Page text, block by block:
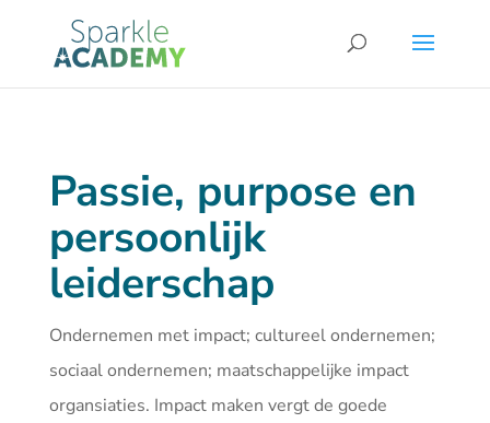
Passie, purpose en
persoonlijk
leiderschap
Ondernemen met impact; cultureel ondernemen;
sociaal ondernemen; maatschappelijke impact
organsiaties. Impact maken vergt de goede